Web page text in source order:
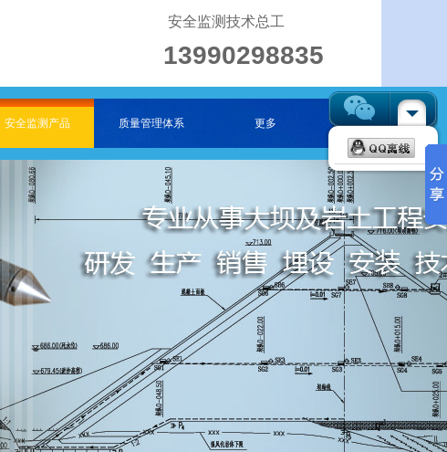
安全监测技术总工
13990298835
安全监测产品 质量管理体系 更多